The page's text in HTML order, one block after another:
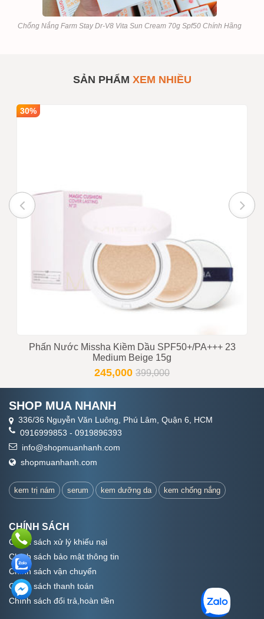
Chống Nắng Farm Stay Dr-V8 Vita Sun Cream 70g Spf50 Chính Hãng
Cream
Giá bán
Trạng thái
Tư vấn viên
SẢN PHẨM XEM NHIỀU
30%
Phấn Nước Missha Kiềm Dầu SPF50+/PA+++ 23
Medium Beige 15g
245,000 399,000
SHOP MUA NHANH
336/36 Nguyễn Văn Luông, Phú Lâm, Quận 6, HCM
0916999853 - 0919896393
info@shopmuanhanh.com
shopmuanhanh.com
kem trị nám serum kem dưỡng da kem chống nắng
CHÍNH SÁCH
Chính sách xử lý khiếu nại
Chính sách bảo mật thông tin
Chính sách vận chuyển
Chính sách thanh toán
Chính sách đổi trả,hoàn tiền